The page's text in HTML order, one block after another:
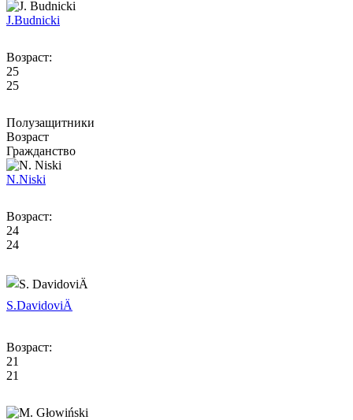
J.Budnicki
Возраст:
25
25
Полузащитники
Возраст
Гражданство
N.Niski
Возраст:
24
24
S.DavidoviÄ
Возраст:
21
21